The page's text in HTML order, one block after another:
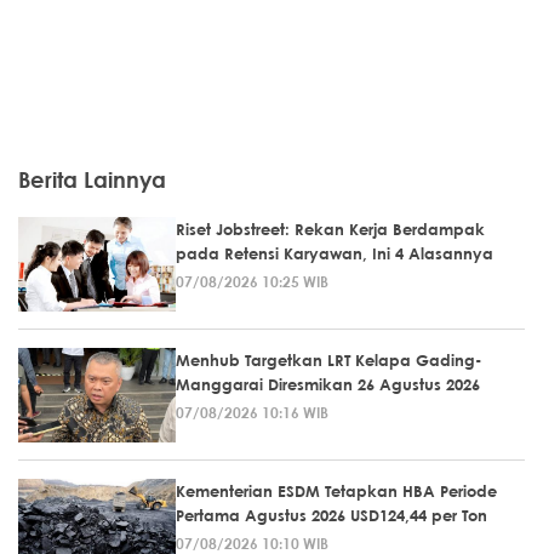
Berita Lainnya
Riset Jobstreet: Rekan Kerja Berdampak
pada Retensi Karyawan, Ini 4 Alasannya
07/08/2026 10:25 WIB
Menhub Targetkan LRT Kelapa Gading-
Manggarai Diresmikan 26 Agustus 2026
07/08/2026 10:16 WIB
Kementerian ESDM Tetapkan HBA Periode
Pertama Agustus 2026 USD124,44 per Ton
07/08/2026 10:10 WIB